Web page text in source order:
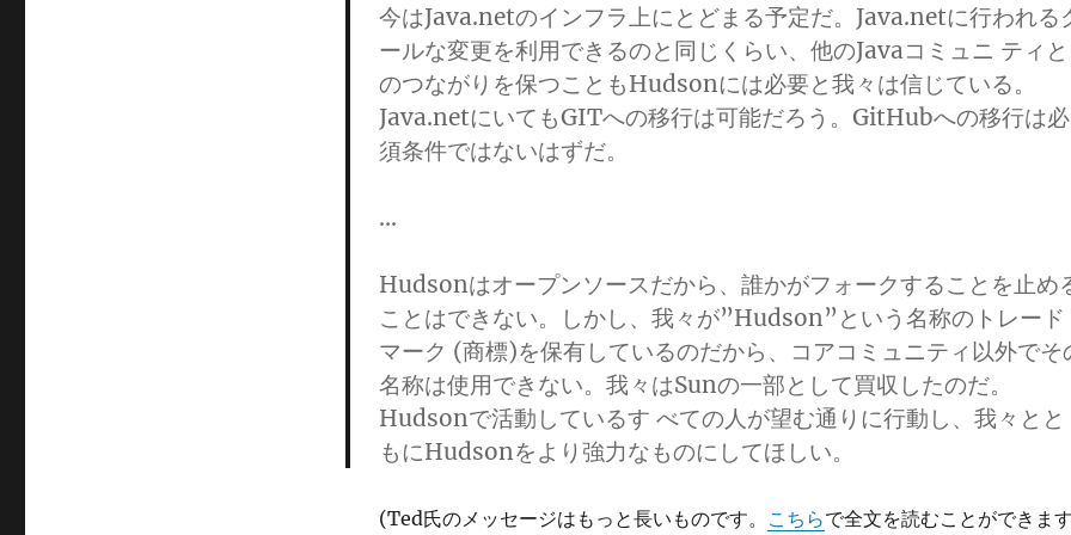
今はJava.netのインフラ上にとどまる予定だ。Java.netに行われる
ールな変更を利用できるのと同じくらい、他のJavaコミュニ ティと
のつながりを保つこともHudsonには必要と我々は信じている。
Java.netにいてもGITへの移行は可能だろう。GitHubへの移行は必
須条件ではないはずだ。
…
Hudsonはオープンソースだから、誰かがフォークすることを止め
ことはできない。しかし、我々が”Hudson”という名称のトレード
マーク (商標)を保有しているのだから、コアコミュニティ以外でそ
名称は使用できない。我々はSunの一部として買収したのだ。
Hudsonで活動しているす べての人が望む通りに行動し、我々とと
もにHudsonをより強力なものにしてほしい。
(Ted氏のメッセージはもっと長いものです。 こちらで全文を読むことができま